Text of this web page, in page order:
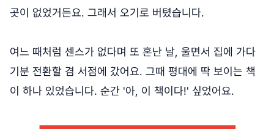
곳이 없었거든요. 그래서 오기로 버텼습니다.
여느 때처럼 센스가 없다며 또 혼난 날, 울면서 집에 가다
기분 전환할 겸 서점에 갔어요. 그때 평대에 딱 보이는 책
이 하나 있었습니다. 순간 '아, 이 책이다!' 싶었어요.